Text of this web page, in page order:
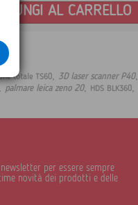
AL CARRELLO
totale TS60, 3D laser scanner P40,
palmare leica zeno 20, HDS BLK360,
per essere sempre
novità dei prodotti e delle